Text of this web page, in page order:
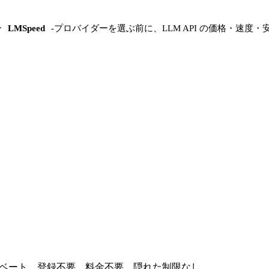
LMSpeed -プロバイダーを選ぶ前に、LLM API の価格・速度・
ート。登録不要、料金不要、隠れた制限なし。